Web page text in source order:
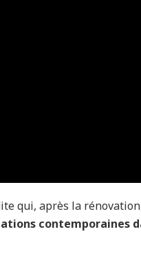
qui, après la
contemporaines